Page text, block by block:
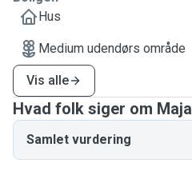
Hus
Medium udendørs område
Vis alle
Hvad folk siger om Maja
Samlet vurdering